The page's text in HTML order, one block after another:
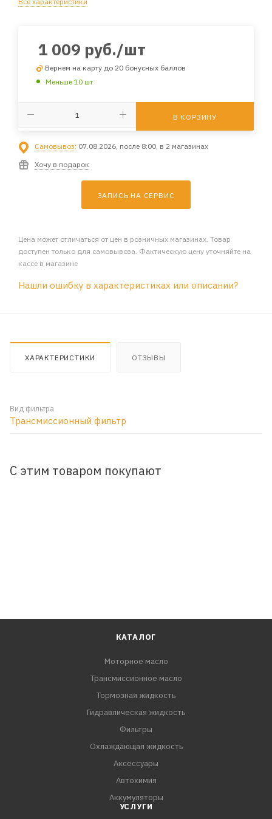
1 009 руб./шт
Вернем на карту до 20 бонусных баллов
Меньше 10 шт
В КОРЗИНУ
Самовывоз: 07.08.2026, после 8:00, в 2 магазинах
Хочу в подарок
ЗАПИСЬ НА СЕРВИС
Цена может отличаться от цен в розничных магазинах. Товар
доступен только для самовывоза. Фактическую цену уточняйте на
кассе в магазине
Нашли ошибку в характеристиках или описании?
ХАРАКТЕРИСТИКИ ОТЗЫВЫ
Вид фильтра
Трансмиссионный фильтр
С этим товаром покупают
КАТАЛОГ
Моторное масло
Трансмиссионное масло
Тормозная жидкость
Гидравлическая жидкость
Фильтры
Охлаждающая жидкость
Аксессуары
Автохимия
Аккумуляторы
УСЛУГИ